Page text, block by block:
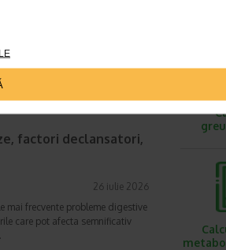
foarte mare de alimente.
factori declansatori,
26 iulie 2026
mai frecvente probleme digestive
care pot afecta semnificativ